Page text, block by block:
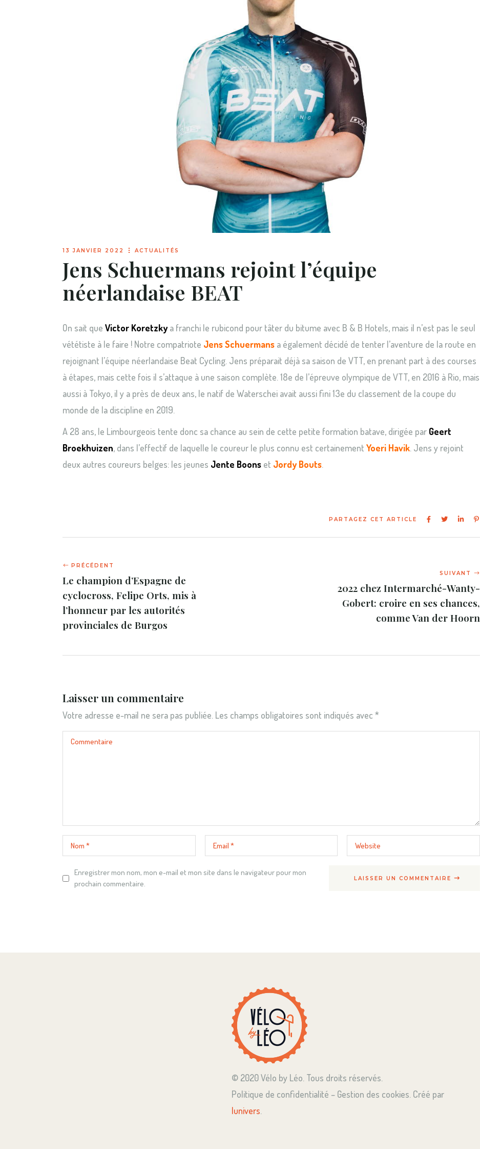
13 JANVIER 2022 ACTUALITÉS
Jens Schuermans rejoint l’équipe
néerlandaise BEAT
On sait que Victor Koretzkya franchi le rubicond pour tâter du bitume avec B & B Hotels, mais il n’est pas le seul
vététiste à le faire ! Notre compatriote Jens Schuermans a également décidé de tenter l’aventure de la route en
rejoignant l’équipe néerlandaise Beat Cycling. Jens préparait déjà sa saison de VTT, en prenant part à des courses
à étapes, mais cette fois il s’attaque à une saison complète. 18e de l’épreuve olympique de VTT, en 2016 à Rio, mais
aussi à Tokyo, il y a près de deux ans, le natif de Waterschei avait aussi fini 13e du classement de la coupe du
monde de la discipline en 2019.
A 28 ans, le Limbourgeois tente donc sa chance au sein de cette petite formation batave, dirigée par Geert
Broekhuizen, dans l’effectif de laquelle le coureur le plus connu est certainement Yoeri Havik. Jens y rejoint
deux autres coureurs belges: les jeunes Jente Boons et Jordy Bouts.
Le champion d’Espagne de
cyclocross, Felipe Orts, mis à
l’honneur par les autorités
provinciales de Burgos
2022 chez Intermarché-Wanty-
Gobert: croire en ses chances,
comme Van der Hoorn
Laisser un commentaire
Votre adresse e-mail ne sera pas publiée. Les champs obligatoires sont indiqués avec*
Enregistrer mon nom, mon e-mail et mon site dans le navigateur pour mon
prochain commentaire.
LAISSER UN COMMENTAIRE
© 2020 Vélo by Léo. Tous droits réservés.
Politique de confidentialité – Gestion des cookies. Créé par
lunivers.